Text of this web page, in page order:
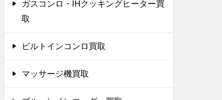
ガスコンロ・IHクッキングヒーター買
取
ビルトインコンロ買取
マッサージ機買取